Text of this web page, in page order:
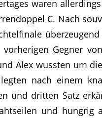
waren
C. Nach
Gegner
Alex wussten um
nach einem
und dritten Satz
und